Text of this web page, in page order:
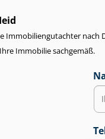
Im­mo­bi­li­en­gut­ach­ter nach
Immobilie sachgemäß.